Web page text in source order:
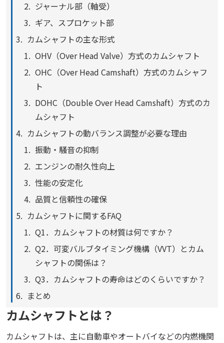
ジャーナル部（軸受）
ギア、スプロケット部
カムシャフトの主な形式
OHV（Over Head Valve）方式のカムシャフト
OHC（Over Head Camshaft）方式のカムシャフ
ト
DOHC（Double Over Head Camshaft）方式のカ
ムシャフト
カムシャフトの動バランス調整が必要な理由
振動・騒音の抑制
エンジンの耐久性向上
性能の安定化
品質と信頼性の確保
カムシャフトに関するFAQ
Q1．カムシャフトの材質は何ですか？
Q2．可変バルブタイミング機構（VVT）とカム
シャフトの関係は？
Q3．カムシャフトの寿命はどのくらいですか？
まとめ
カムシャフトとは？
カムシャフトは、主に自動車やオートバイなどの内燃機関